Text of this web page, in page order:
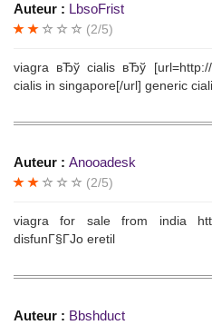
Auteur : LbsoFrist
(2/5)
viagra вЂў cialis вЂў
cialis in singapore[/url] generic
Auteur : Anooadesk
(2/5)
viagra for sale from india
disfunГ§ГЈo eretil
Auteur : Bbshduct